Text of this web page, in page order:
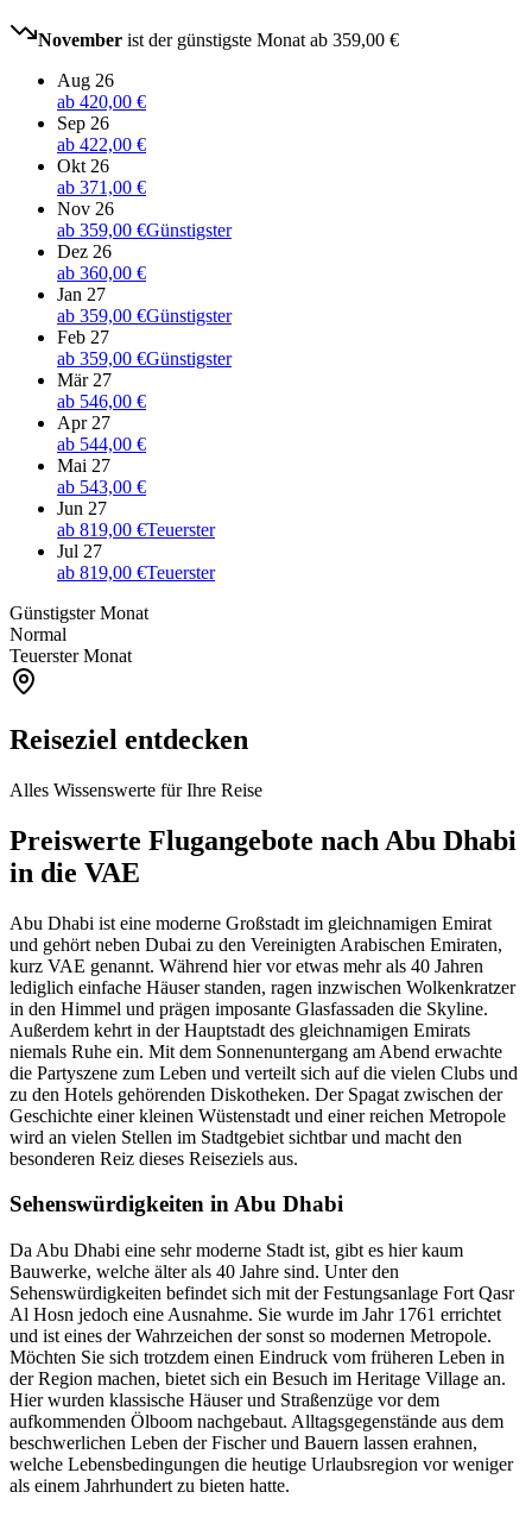
November ist der günstigste Monat ab 359,00 €
Aug 26
ab 420,00 €
Sep 26
ab 422,00 €
Okt 26
ab 371,00 €
Nov 26
ab 359,00 €Günstigster
Dez 26
ab 360,00 €
Jan 27
ab 359,00 €Günstigster
Feb 27
ab 359,00 €Günstigster
Mär 27
ab 546,00 €
Apr 27
ab 544,00 €
Mai 27
ab 543,00 €
Jun 27
ab 819,00 €Teuerster
Jul 27
ab 819,00 €Teuerster
Günstigster Monat
Normal
Teuerster Monat
Reiseziel entdecken
Alles Wissenswerte für Ihre Reise
Preiswerte Flugangebote nach Abu Dhabi
in die VAE
Abu Dhabi ist eine moderne Großstadt im gleichnamigen Emirat
und gehört neben Dubai zu den Vereinigten Arabischen Emiraten,
kurz VAE genannt. Während hier vor etwas mehr als 40 Jahren
lediglich einfache Häuser standen, ragen inzwischen Wolkenkratzer
in den Himmel und prägen imposante Glasfassaden die Skyline.
Außerdem kehrt in der Hauptstadt des gleichnamigen Emirats
niemals Ruhe ein. Mit dem Sonnenuntergang am Abend erwachte
die Partyszene zum Leben und verteilt sich auf die vielen Clubs und
zu den Hotels gehörenden Diskotheken. Der Spagat zwischen der
Geschichte einer kleinen Wüstenstadt und einer reichen Metropole
wird an vielen Stellen im Stadtgebiet sichtbar und macht den
besonderen Reiz dieses Reiseziels aus.
Sehenswürdigkeiten in Abu Dhabi
Da Abu Dhabi eine sehr moderne Stadt ist, gibt es hier kaum
Bauwerke, welche älter als 40 Jahre sind. Unter den
Sehenswürdigkeiten befindet sich mit der Festungsanlage Fort Qasr
Al Hosn jedoch eine Ausnahme. Sie wurde im Jahr 1761 errichtet
und ist eines der Wahrzeichen der sonst so modernen Metropole.
Möchten Sie sich trotzdem einen Eindruck vom früheren Leben in
der Region machen, bietet sich ein Besuch im Heritage Village an.
Hier wurden klassische Häuser und Straßenzüge vor dem
aufkommenden Ölboom nachgebaut. Alltagsgegenstände aus dem
beschwerlichen Leben der Fischer und Bauern lassen erahnen,
welche Lebensbedingungen die heutige Urlaubsregion vor weniger
als einem Jahrhundert zu bieten hatte.